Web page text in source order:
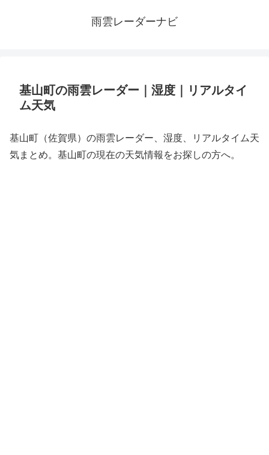
雨雲レーダーナビ
基山町の雨雲レーダー｜湿度｜リアルタイ
ム天気
基山町（佐賀県）の雨雲レーダー、湿度、リアルタイム天
気まとめ。基山町の現在の天気情報をお探しの方へ。